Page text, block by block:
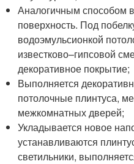
Аналогичным способом
поверхность. Под
водоэмульсионкой
известково–гипсовой
декоративное покрытие;
Выполняется
потолочные плинтуса,
межкомнатных дверей;
Укладывается новое
устанавливаются
светильники,